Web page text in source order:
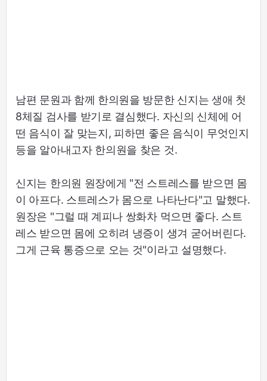
남편 문원과 함께 한의원을 방문한 신지는 생애 첫
8체질 검사를 받기로 결심했다. 자신의 신체에 어
떤 음식이 잘 맞는지, 피하면 좋은 음식이 무엇인지
등을 알아내고자 한의원을 찾은 것.
신지는 한의원 원장에게 "전 스트레스를 받으면 몸
이 아프다. 스트레스가 몸으로 나타난다"고 말했다.
원장은 "그럴 때 계피나 쌍화차 먹으면 좋다. 스트
레스 받으면 몸에 오히려 냉증이 생겨 굳어버린다.
그게 근육 통증으로 오는 것"이라고 설명했다.